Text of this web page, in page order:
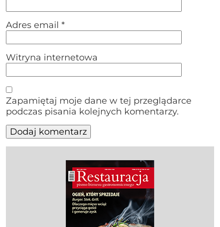
Adres email *
Witryna internetowa
Zapamiętaj moje dane w tej przeglądarce
podczas pisania kolejnych komentarzy.